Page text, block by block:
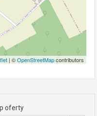
| ©OpenStreetMapcontributors
oferty